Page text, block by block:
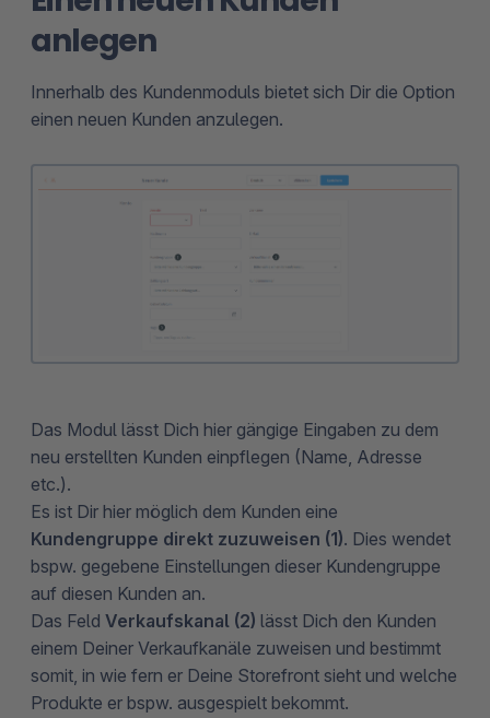
anlegen
Innerhalb des Kundenmoduls bietet sich Dir die Option
einen neuen Kunden anzulegen.
Das Modul lässt Dich hier gängige Eingaben zu dem
neu erstellten Kunden einpflegen (Name, Adresse
etc.).
Es ist Dir hier möglich dem Kunden eine
Kundengruppe direkt zuzuweisen (1). Dies wendet
bspw. gegebene Einstellungen dieser Kundengruppe
auf diesen Kunden an.
Das Feld Verkaufskanal (2) lässt Dich den Kunden
einem Deiner Verkaufkanäle zuweisen und bestimmt
somit, in wie fern er Deine Storefront sieht und welche
Produkte er bspw. ausgespielt bekommt.